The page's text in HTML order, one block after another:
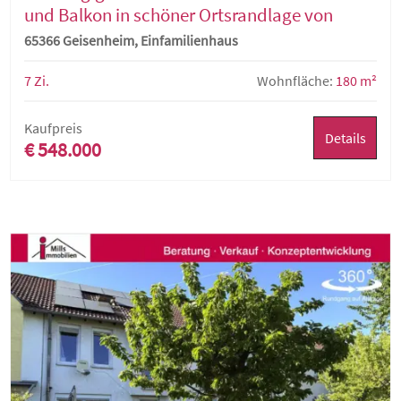
und Balkon in schöner Ortsrandlage von
Geisenheim-Marienthal
65366 Geisenheim, Einfamilienhaus
7 Zi. Wohnfläche: 180 m²
Kaufpreis
€ 548.000 Details